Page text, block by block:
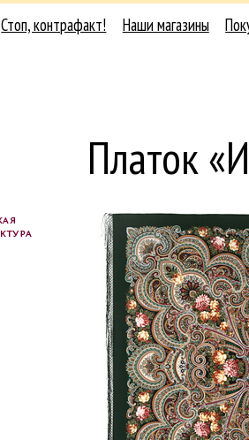
Стоп, контрафакт! Наши магазины
Платок